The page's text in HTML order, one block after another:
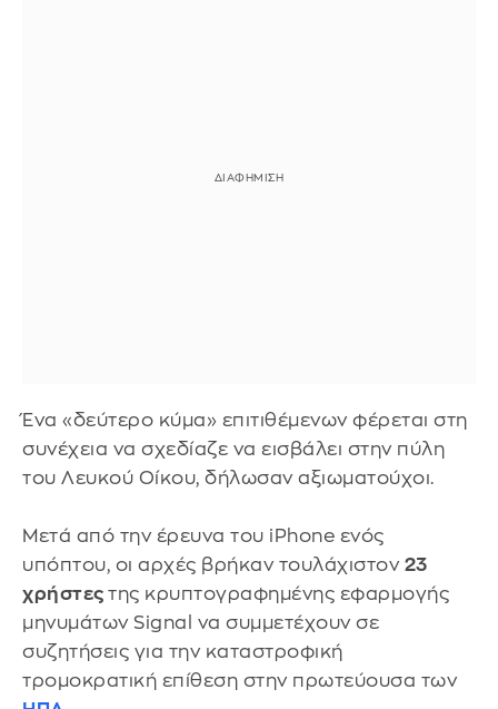
Ένα «δεύτερο κύμα» επιτιθέμενων φέρεται στη
συνέχεια να σχεδίαζε να εισβάλει στην πύλη
του Λευκού Οίκου, δήλωσαν αξιωματούχοι.
Μετά από την έρευνα του iPhone ενός
υπόπτου, οι αρχές βρήκαν τουλάχιστον 23
χρήστες της κρυπτογραφημένης εφαρμογής
μηνυμάτων Signal να συμμετέχουν σε
συζητήσεις για την καταστροφική
τρομοκρατική επίθεση στην πρωτεύουσα των